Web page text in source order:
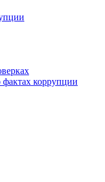
фактах коррупции